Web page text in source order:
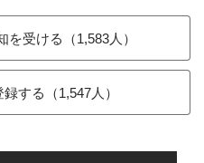
を受ける（1,583人）
する（1,547人）